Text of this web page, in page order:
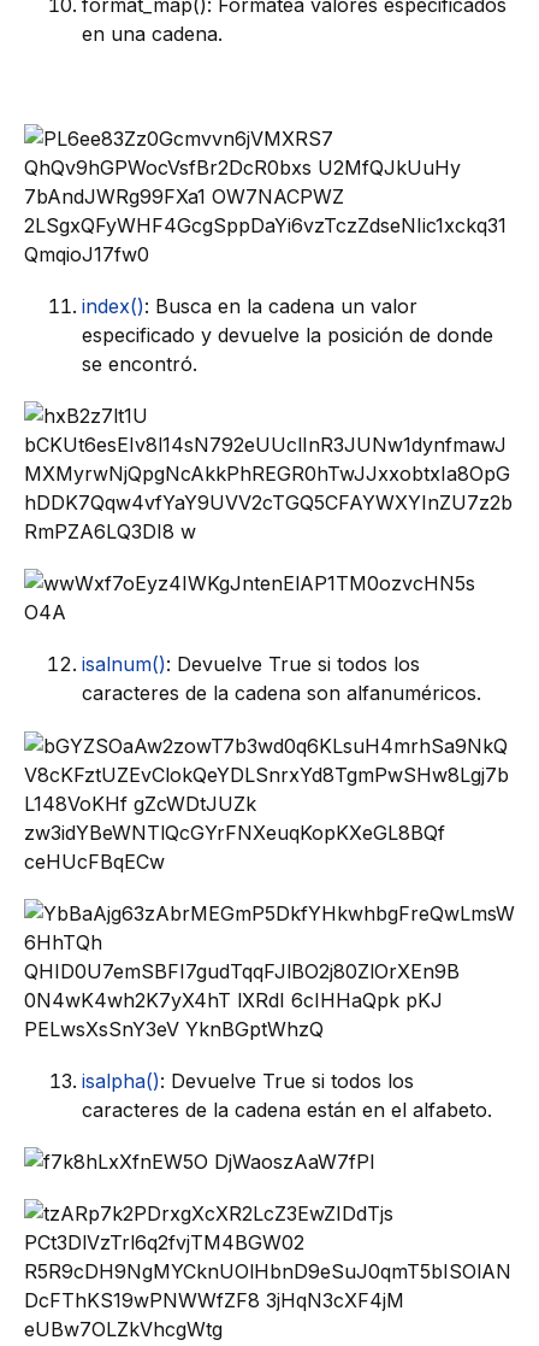
format_map(): Formatea valores especificados
en una cadena.
index(): Busca en la cadena un valor
especificado y devuelve la posición de donde
se encontró.
isalnum(): Devuelve True si todos los
caracteres de la cadena son alfanuméricos.
isalpha(): Devuelve True si todos los
caracteres de la cadena están en el alfabeto.